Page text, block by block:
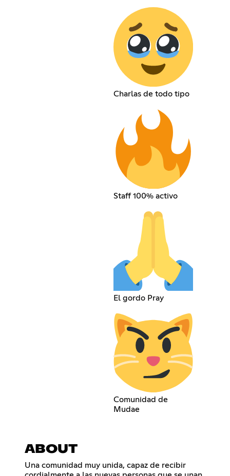
Charlas de todo tipo
Staff 100% activo
El gordo Pray
Comunidad de
Mudae
ABOUT
Una comunidad muy unida, capaz de recibir